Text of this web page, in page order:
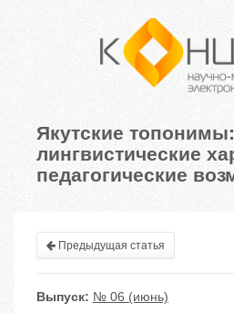
Якутские топонимы:
лингвистические
педагогические
Предыдущая статья
Выпуск: № 06 (июнь)